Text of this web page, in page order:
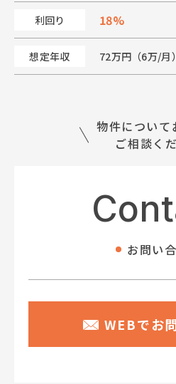
利回り 18%
想定年収 72万円（6万/月）
物件について
ご相談く
お問い
WEBでお